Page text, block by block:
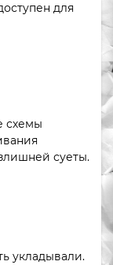
для
схемы
суеты.
укладывали.